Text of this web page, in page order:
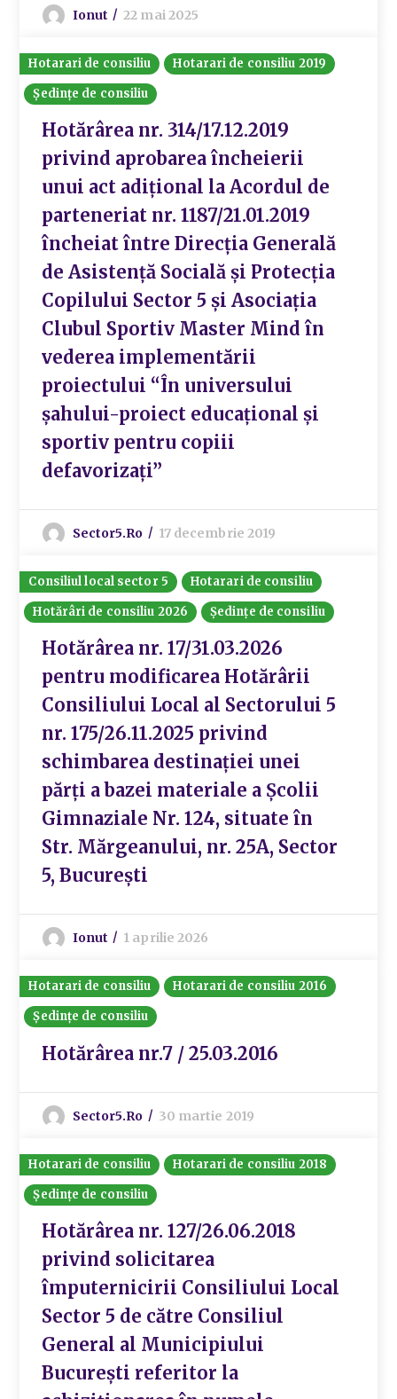
Ionut 22 mai 2025
Hotarari de consiliu
Hotarari de consiliu 2019
Ședințe de consiliu
Hotărârea nr. 314/17.12.2019
privind aprobarea încheierii
unui act adițional la Acordul de
parteneriat nr. 1187/21.01.2019
încheiat între Direcția Generală
de Asistență Socială și Protecția
Copilului Sector 5 și Asociația
Clubul Sportiv Master Mind în
vederea implementării
proiectului “În universului
șahului-proiect educațional și
sportiv pentru copiii
defavorizați”
Sector5.ro 17 decembrie 2019
Consiliul local sector 5
Hotarari de consiliu
Hotărâri de consiliu 2026
Ședințe de consiliu
Hotărârea nr. 17/31.03.2026
pentru modificarea Hotărârii
Consiliului Local al Sectorului 5
nr. 175/26.11.2025 privind
schimbarea destinației unei
părți a bazei materiale a Școlii
Gimnaziale Nr. 124, situate în
Str. Mărgeanului, nr. 25A, Sector
5, București
Ionut 1 aprilie 2026
Hotarari de consiliu
Hotarari de consiliu 2016
Ședințe de consiliu
Hotărârea nr.7 / 25.03.2016
Sector5.ro 30 martie 2019
Hotarari de consiliu
Hotarari de consiliu 2018
Ședințe de consiliu
Hotărârea nr. 127/26.06.2018
privind solicitarea
împuternicirii Consiliului Local
Sector 5 de către Consiliul
General al Municipiului
București referitor la